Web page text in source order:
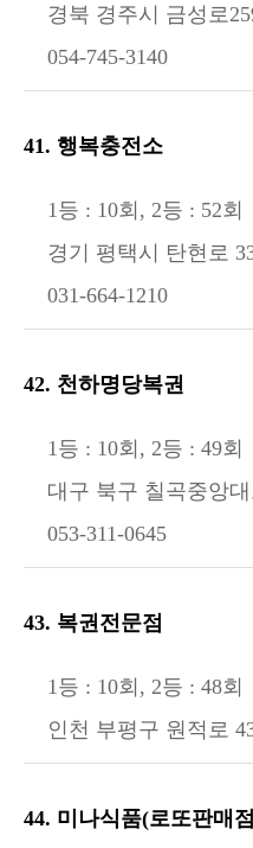
경북 경주시 금성로
054-745-3140
41. 행복충전소
1등 : 10회, 2등 : 52회
경기 평택시 탄현로
031-664-1210
42. 천하명당복권
1등 : 10회, 2등 : 49회
대구 북구 칠곡중앙
053-311-0645
43. 복권전문점
1등 : 10회, 2등 : 48회
인천 부평구 원적로
44. 미나식품(로또판매